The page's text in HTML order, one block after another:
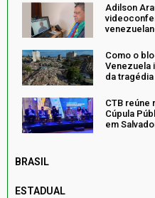
Adilson
Como o
Venezuela
da
CTB reúne
Cúpula
em
BRASIL
ESTADUAL